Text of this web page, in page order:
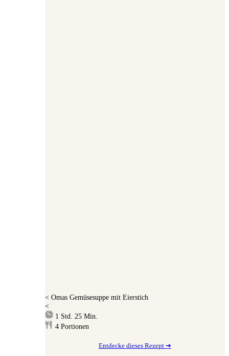
< Omas Gemüsesuppe mit Eierstich
<
1 Stunde
Std. 25 Minuten
Min.
4 Portionen
Entdecke dieses Rezept ➔